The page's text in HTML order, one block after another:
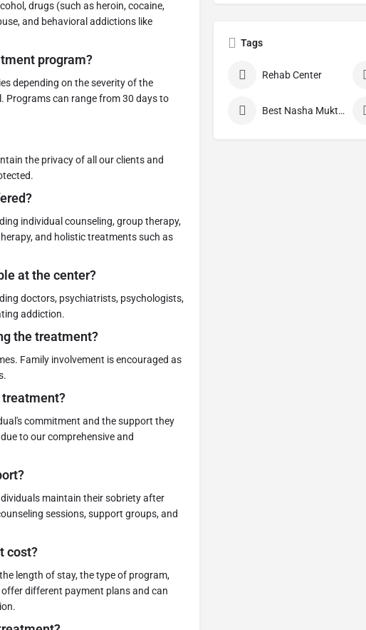
drugs (such as heroin, cocaine,
and behavioral addictions like
program?
depending on the severity of the
Programs can range from 30 days to
the privacy of all our clients and
individual counseling, group therapy,
and holistic treatments such as
at the center?
doctors, psychiatrists, psychologists,
addiction.
the treatment?
Family involvement is encouraged as
treatment?
commitment and the support they
to our comprehensive and
maintain their sobriety after
sessions, support groups, and
cost?
length of stay, the type of program,
different payment plans and can
Tags
Rehab Center
Best Nasha Mukti Kendra